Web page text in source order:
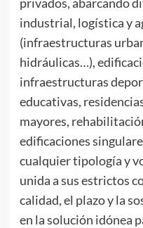
industrial, logística y
(infraestructuras
hidráulicas…),
infraestructuras
educativas,
mayores,
edificaciones
cualquier tipología y
unida a sus estrictos
calidad, el plazo y la
en la solución idónea